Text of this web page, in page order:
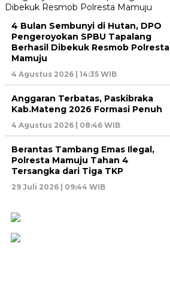
4 Bulan Sembunyi di Hutan, DPO
Pengeroyokan SPBU Tapalang
Berhasil Dibekuk Resmob Polresta
Mamuju
4 Agustus 2026 | 14:35 WIB
Anggaran Terbatas, Paskibraka
Kab.Mateng 2026 Formasi Penuh
4 Agustus 2026 | 08:46 WIB
Berantas Tambang Emas Ilegal,
Polresta Mamuju Tahan 4
Tersangka dari Tiga TKP
29 Juli 2026 | 09:44 WIB